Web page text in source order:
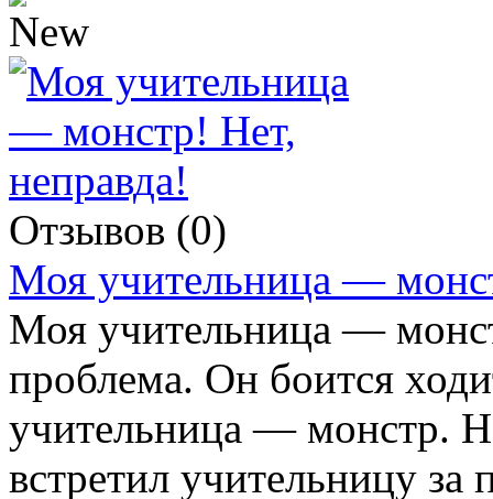
Отзывов (0)
Моя учительница —
Моя учительница —
проблема. Он боится
учительница — монстр.
встретил учительницу